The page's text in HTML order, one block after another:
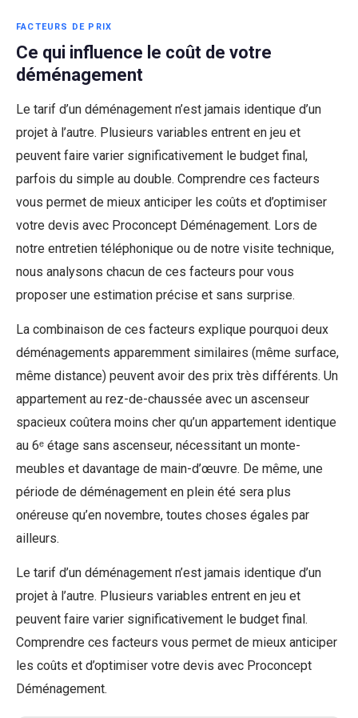
FACTEURS DE PRIX
Ce qui influence le coût de votre
déménagement
Le tarif d’un déménagement n’est jamais identique d’un
projet à l’autre. Plusieurs variables entrent en jeu et
peuvent faire varier significativement le budget final,
parfois du simple au double. Comprendre ces facteurs
vous permet de mieux anticiper les coûts et d’optimiser
votre devis avec Proconcept Déménagement. Lors de
notre entretien téléphonique ou de notre visite technique,
nous analysons chacun de ces facteurs pour vous
proposer une estimation précise et sans surprise.
La combinaison de ces facteurs explique pourquoi deux
déménagements apparemment similaires (même surface,
même distance) peuvent avoir des prix très différents. Un
appartement au rez-de-chaussée avec un ascenseur
spacieux coûtera moins cher qu’un appartement identique
au 6ᵉ étage sans ascenseur, nécessitant un monte-
meubles et davantage de main-d’œuvre. De même, une
période de déménagement en plein été sera plus
onéreuse qu’en novembre, toutes choses égales par
ailleurs.
Le tarif d’un déménagement n’est jamais identique d’un
projet à l’autre. Plusieurs variables entrent en jeu et
peuvent faire varier significativement le budget final.
Comprendre ces facteurs vous permet de mieux anticiper
les coûts et d’optimiser votre devis avec Proconcept
Déménagement.